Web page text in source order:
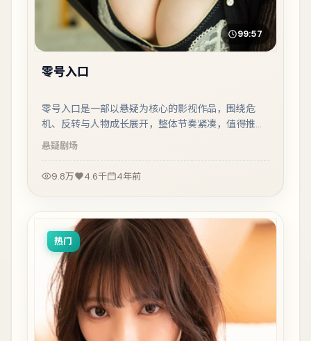
99:57
零号入口
零号入口是一部以悬疑为核心的影视作品，围绕危
机、反转与人物成长展开，整体节奏紧凑，值得推荐
观看。
悬疑剧场
9.8万 4.6千 4年前
热门